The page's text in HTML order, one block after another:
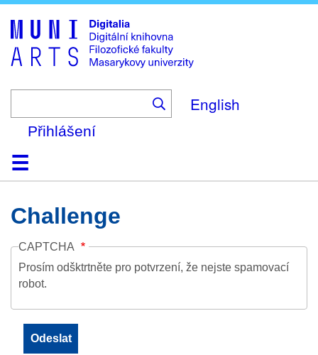
to
main
content
English
Přihlášení
DomůKolekce
Prohlížení
Vyhledávání
O platformě
Nápověda
KontaktDigitalia
Challenge
CAPTCHA
Prosím odšktrtněte pro potvrzení, že nejste spamovací
robot.